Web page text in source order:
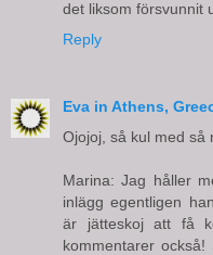
det liksom försvunnit
Reply
Eva in Athens,
Ojojoj, så kul med så
Marina: Jag håller
inlägg egentligen
är jätteskoj att få
kommentarer